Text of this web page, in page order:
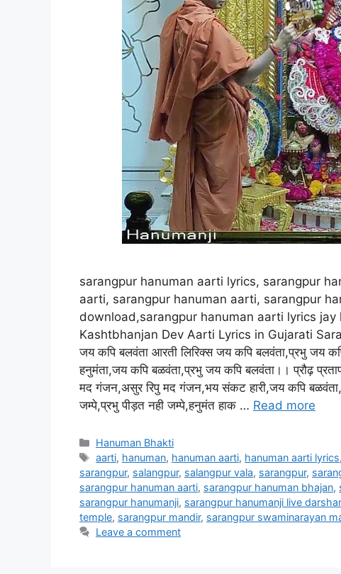
sarangpur hanuman aarti lyrics, sarangpur
aarti, sarangpur hanuman aarti, sarangpur
download,sarangpur hanuman aarti lyrics
Kashtbhanjan Dev Aarti Lyrics in Gujarati
जय कपि बलवंता आरती लिरिक्स जय कपि बलवंता,प्रभु जय
हनुमंता,जय कपि बळवंता,प्रभु जय कपि बलवंता।। प्रौढ़
मद गंजन,असुर रिपु मद गंजन,भय संकट हारी,जय कपि
जम्पे,प्रभु पीड़त नही जम्पे,हनुमंत हाक … Read more
Categories
Hanuman Bhakti
Tags
aarti, hanuman, hanuman aarti, hanuman aarti lyrics,
sarangpur, salangpur, salangpur vala, sarangpur,
sarangpur hanuman aarti, sarangpur hanuman bhajan,
sarangpur hanumanji, sarangpur hanumanji live
temple, sarangpur mandir, sarangpur swaminarayan
Leave a comment